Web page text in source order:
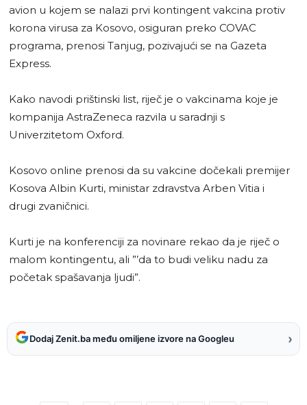
avion u kojem se nalazi prvi kontingent vakcina protiv
korona virusa za Kosovo, osiguran preko COVAC
programa, prenosi Tanjug, pozivajući se na Gazeta
Express.
Kako navodi prištinski list, riječ je o vakcinama koje je
kompanija AstraZeneca razvila u saradnji s
Univerzitetom Oxford.
Kosovo online prenosi da su vakcine dočekali premijer
Kosova Albin Kurti, ministar zdravstva Arben Vitia i
drugi zvaničnici.
Kurti je na konferenciji za novinare rekao da je riječ o
malom kontingentu, ali ”’da to budi veliku nadu za
početak spašavanja ljudi”.
Dodaj Zenit.ba među omiljene izvore na Googleu ›